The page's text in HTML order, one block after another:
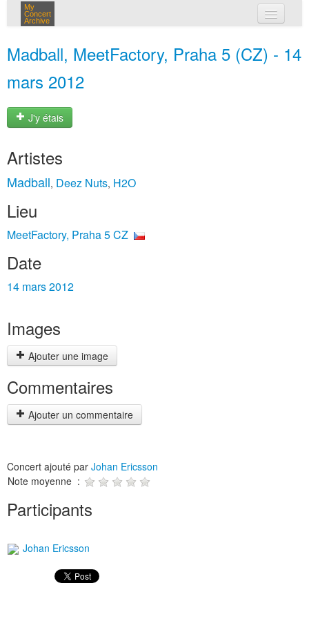
My
Concert
Archive
Madball, MeetFactory, Praha 5 (CZ) - 14
mars 2012
J'y étais
Artistes
Madball, Deez Nuts, H2O
Lieu
MeetFactory, Praha 5 CZ
Date
14 mars 2012
Images
Ajouter une image
Commentaires
Ajouter un commentaire
Concert ajouté par Johan Ericsson
Note moyenne :
Participants
Johan Ericsson